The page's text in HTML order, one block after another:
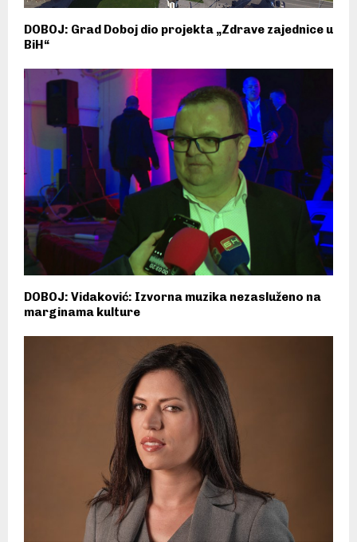
DOBOJ: Grad Doboj dio projekta „Zdrave zajednice u
BiH“
DOBOJ: Vidaković: Izvorna muzika nezasluženo na
marginama kulture